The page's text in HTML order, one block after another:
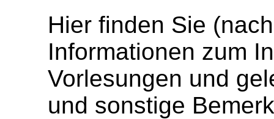
Hier finden Sie
Informationen zum
Vorlesungen und
und sonstige